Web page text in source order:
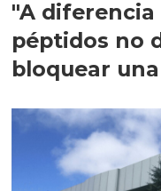
"A
péptidos no
bloquear